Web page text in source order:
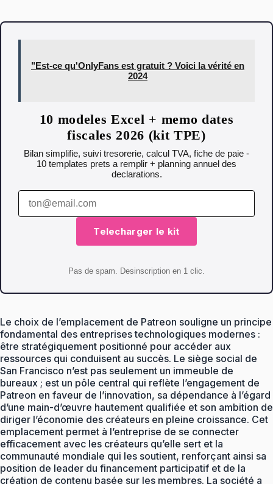
"Est-ce qu'OnlyFans est gratuit ? Voici la vérité en
2024
10 modeles Excel + memo dates
fiscales 2026 (kit TPE)
Bilan simplifie, suivi tresorerie, calcul TVA, fiche de paie -
10 templates prets a remplir + planning annuel des
declarations.
Telecharger le kit
Pas de spam. Desinscription en 1 clic.
Le choix de l’emplacement de Patreon souligne un principe
fondamental des entreprises technologiques modernes :
être stratégiquement positionné pour accéder aux
ressources qui conduisent au succès. Le siège social de
San Francisco n’est pas seulement un immeuble de
bureaux ; est un pôle central qui reflète l’engagement de
Patreon en faveur de l’innovation, sa dépendance à l’égard
d’une main-d’œuvre hautement qualifiée et son ambition de
diriger l’économie des créateurs en pleine croissance. Cet
emplacement permet à l’entreprise de se connecter
efficacement avec les créateurs qu’elle sert et la
communauté mondiale qui les soutient, renforçant ainsi sa
position de leader du financement participatif et de la
création de contenu basée sur les membres. La société a